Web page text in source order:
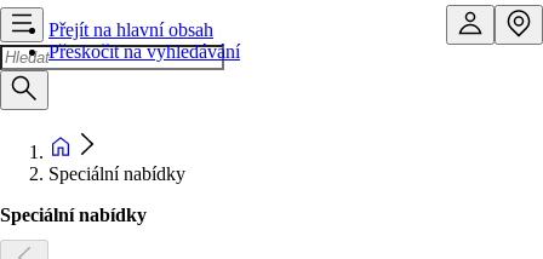
Přejít na hlavní obsah
Přeskočit na vyhledávání
Speciální nabídky
Speciální nabídky